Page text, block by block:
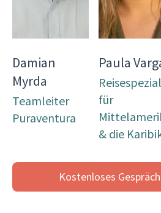
Damian
Myrda
Teamleiter
Puraventura
Paula
für
& die
Kostenloses